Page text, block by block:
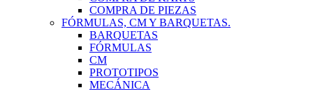
COMPRA DE PIEZAS
FÓRMULAS, CM Y BARQUETAS.
BARQUETAS
FÓRMULAS
CM
PROTOTIPOS
MECÁNICA